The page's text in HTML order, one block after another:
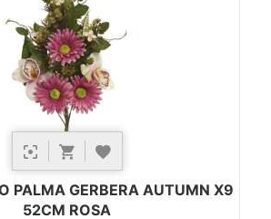
PALMA GERBERA AUTUMN X9
52CM ROSA